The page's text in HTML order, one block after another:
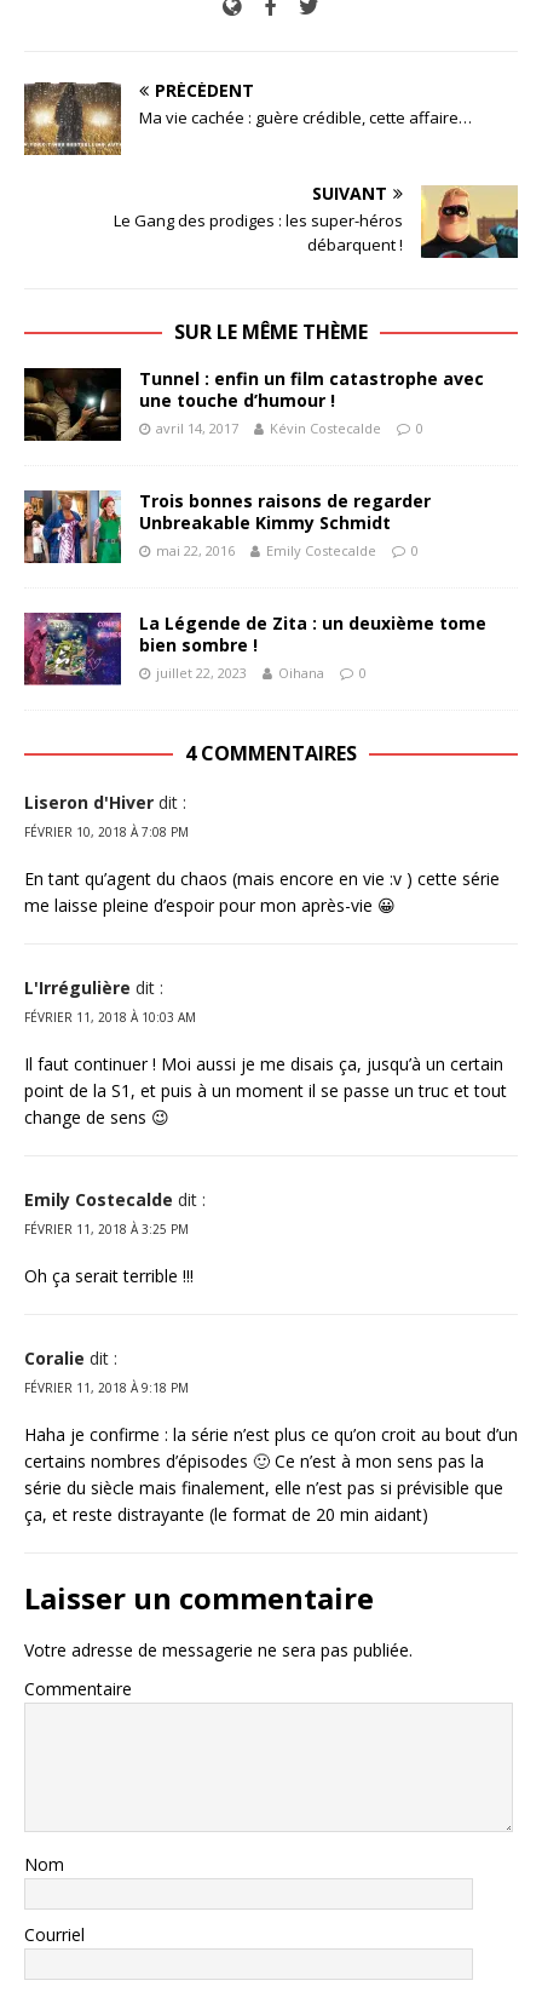
PRÉCÉDENT
Ma vie cachée : guère crédible, cette affaire…
SUIVANT
Le Gang des prodiges : les super-héros
débarquent !
SUR LE MÊME THÈME
Tunnel : enfin un film catastrophe avec
une touche d’humour !
avril 14, 2017 Kévin Costecalde 0
Trois bonnes raisons de regarder
Unbreakable Kimmy Schmidt
mai 22, 2016 Emily Costecalde 0
La Légende de Zita : un deuxième tome
bien sombre !
juillet 22, 2023 Oihana 0
4 COMMENTAIRES
Liseron d'Hiver dit :
FÉVRIER 10, 2018 À 7:08 PM
En tant qu’agent du chaos (mais encore en vie :v ) cette série
me laisse pleine d’espoir pour mon après-vie 😀
L'Irrégulière dit :
FÉVRIER 11, 2018 À 10:03 AM
Il faut continuer ! Moi aussi je me disais ça, jusqu’à un certain
point de la S1, et puis à un moment il se passe un truc et tout
change de sens 😉
Emily Costecalde dit :
FÉVRIER 11, 2018 À 3:25 PM
Oh ça serait terrible !!!
Coralie dit :
FÉVRIER 11, 2018 À 9:18 PM
Haha je confirme : la série n’est plus ce qu’on croit au bout d’un
certains nombres d’épisodes 🙂 Ce n’est à mon sens pas la
série du siècle mais finalement, elle n’est pas si prévisible que
ça, et reste distrayante (le format de 20 min aidant)
Laisser un commentaire
Votre adresse de messagerie ne sera pas publiée.
Commentaire
Nom
Courriel